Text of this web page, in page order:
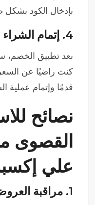
بإدخال الكود بشكل
4. إتمام الشراء
بعد تطبيق الخصم،
كنت راضيًا عن
قدمًا وإتمام عملية
نصائح
القصوى
علي
1. مراقبة